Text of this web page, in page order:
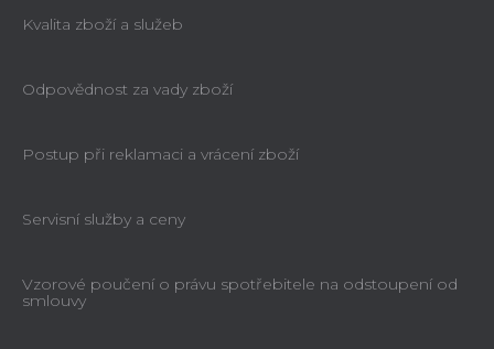
Kvalita zboží a služeb
Odpovědnost za vady zboží
Postup při reklamaci a vrácení zboží
Servisní služby a ceny
Vzorové poučení o právu spotřebitele na odstoupení od
smlouvy